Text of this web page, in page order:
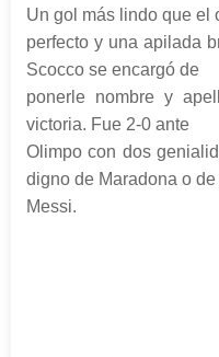
Un gol más lindo que el
perfecto y una apilada
Scocco se encargó de
ponerle nombre y
victoria. Fue 2-0 ante
Olimpo con dos
digno de Maradona o de
Messi.